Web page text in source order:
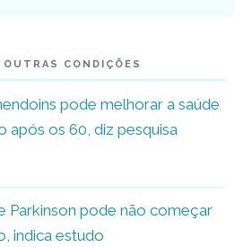
CONDIÇÕES
pode melhorar a saúde
após os 60, diz pesquisa
Parkinson pode não começar
indica estudo